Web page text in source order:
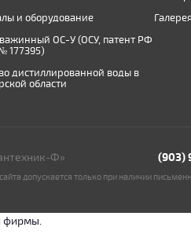
и оборудование
ОС-У (ОСУ, патент РФ
177395)
дистиллированной воды в
области
Ф» (903)
допускается только при наличии
фирмы.